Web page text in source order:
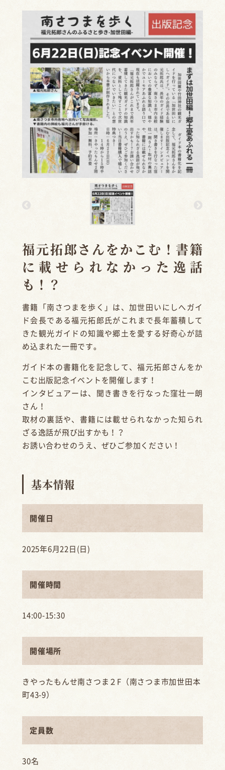
福元拓郎さんをかこむ！書籍
に載せられなかった逸話
も！？
書籍「南さつまを歩く」は、加世田いにしへガイ
ド会長である福元拓郎氏がこれまで長年蓄積して
きた観光ガイドの知識や郷土を愛する好奇心が詰
め込まれた一冊です。
ガイド本の書籍化を記念して、福元拓郎さんをか
こむ出版記念イベントを開催します！
インタビュアーは、聞き書きを行なった窪壮一朗
さん！
取材の裏話や、書籍には載せられなかった知られ
ざる逸話が飛び出すかも！？
お誘い合わせのうえ、ぜひご参加ください！
基本情報
開催日
2025年6月22日(日)
開催時間
14:00-15:30
開催場所
きやったもんせ南さつま２F（南さつま市加世田本
町43-9）
定員数
30名